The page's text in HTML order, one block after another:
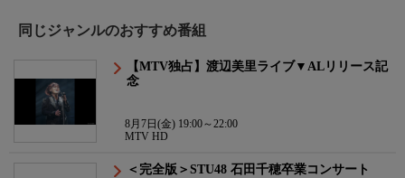
同じジャンルのおすすめ番組
【MTV独占】渡辺美里ライブ▼ALリリース記
念
8月7日(金) 19:00～22:00
MTV HD
＜完全版＞STU48 石田千穂卒業コンサート